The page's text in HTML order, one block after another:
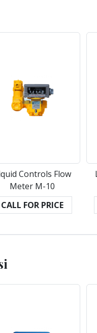
Controls Flow
Meter M-10
CALL FOR PRICE